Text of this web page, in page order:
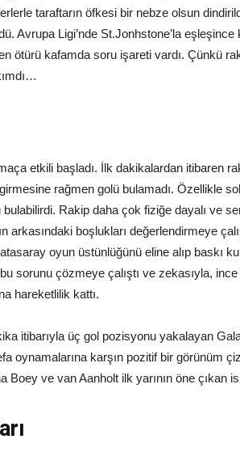
taraftarın öfkesi bir nebze olsun
Avrupa Ligi’nde St.Jonhstone’la
ötürü kafamda soru işareti vardı. Çünkü
etkili başladı. İlk dakikalardan itibaren
rağmen golü bulamadı. Özellikle
bulabilirdi. Rakip daha çok fiziğe dayalı ve
arkasındaki boşlukları değerlendirmeye
oyun üstünlüğünü eline alıp baskı
sorunu çözmeye çalıştı ve zekasıyla,
hareketlilik kattı.
itibarıyla üç gol pozisyonu yakalayan
oynamalarına karşın pozitif bir görünüm
Boey ve van Aanholt ilk yarının öne çıkan